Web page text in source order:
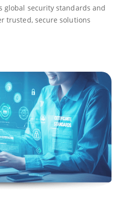
global security standards and
trusted, secure solutions